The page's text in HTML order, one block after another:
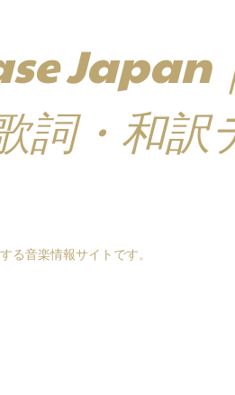
Japan
詞・和訳
る音楽情報サイトです。